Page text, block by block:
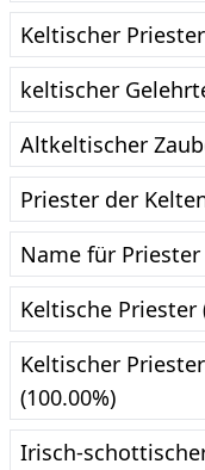
Keltischer
keltischer
Altkeltischer
Priester der
Name für Priester
Keltische Priester
Keltischer
(100.00%)
Irisch-